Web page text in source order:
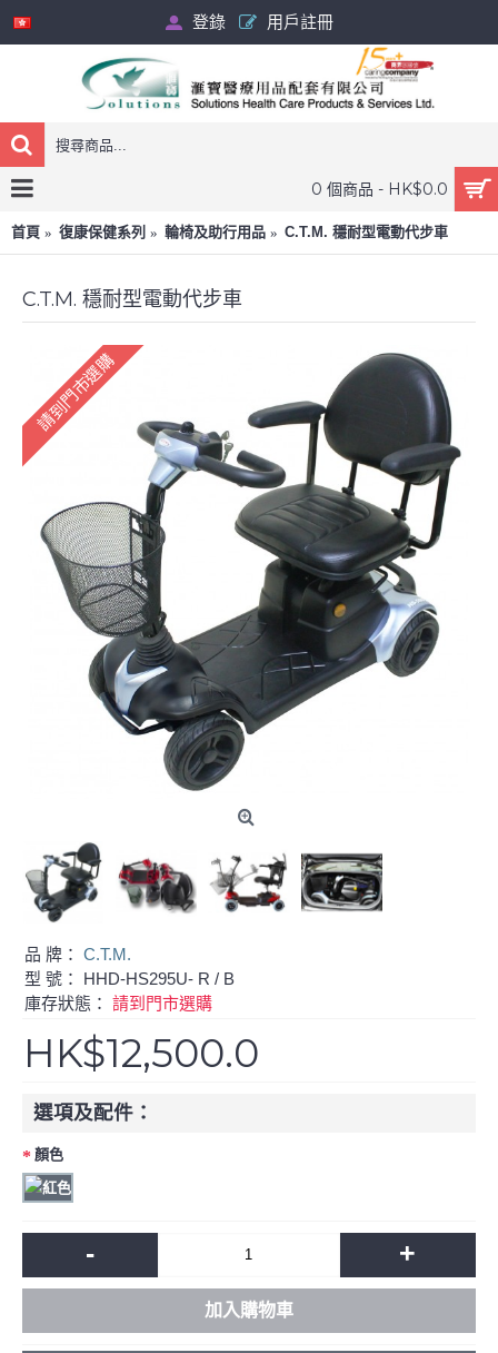
登錄 用戶註冊
0 個商品 - HK$0.0
首頁 復康保健系列 輪椅及助行用品 C.T.M. 穩耐型電動代步車
C.T.M. 穩耐型電動代步車
請到門市選購
品 牌： C.T.M.
型 號： HHD-HS295U- R / B
庫存狀態： 請到門市選購
HK$12,500.0
選項及配件：
顏色
- +
加入購物車